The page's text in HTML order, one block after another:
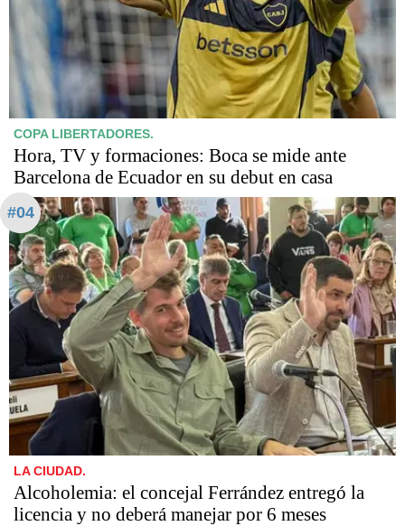
COPA LIBERTADORES.
Hora, TV y formaciones: Boca se mide ante
Barcelona de Ecuador en su debut en casa
#04
LA CIUDAD.
Alcoholemia: el concejal Ferrández entregó la
licencia y no deberá manejar por 6 meses